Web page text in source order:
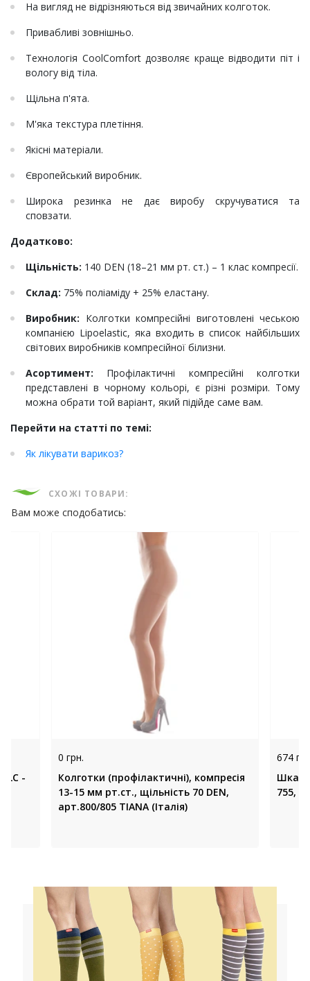
На вигляд не відрізняються від звичайних колготок.
Привабливі зовнішньо.
Технологія CoolComfort дозволяє краще відводити піт і
вологу від тіла.
Щільна п'ята.
М'яка текстура плетіння.
Якісні матеріали.
Європейський виробник.
Широка резинка не дає виробу скручуватися та
сповзати.
Додатково:
Щільність: 140 DEN (18–21 мм рт. ст.) – 1 клас компресії.
Склад: 75% поліаміду + 25% еластану.
Виробник: Колготки компресійні виготовлені чеською
компанією Lipoelastic, яка входить в список найбільших
світових виробників компресійної білизни.
Асортимент: Профілактичні компресійні колготки
представлені в чорному кольорі, є різні розміри. Тому
можна обрати той варіант, який підійде саме вам.
Перейти на статті по темі:
Як лікувати варикоз?
СХОЖІ ТОВАРИ:
Вам може сподобатись:
LC -
0 грн.
Колготки (профілактичні), компресія
13-15 мм рт.ст., щільність 70 DEN,
арт.800/805 TIANA (Італія)
674
755,